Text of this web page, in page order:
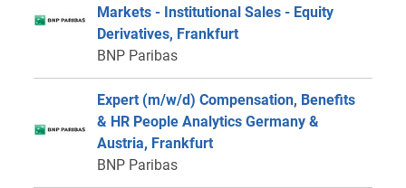
Markets - Institutional Sales - Equity
Derivatives, Frankfurt
BNP Paribas
Expert (m/w/d) Compensation, Benefits
& HR People Analytics Germany &
Austria, Frankfurt
BNP Paribas